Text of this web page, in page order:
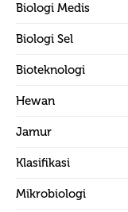
Biologi Medis
Biologi Sel
Bioteknologi
Hewan
Jamur
Klasifikasi
Mikrobiologi